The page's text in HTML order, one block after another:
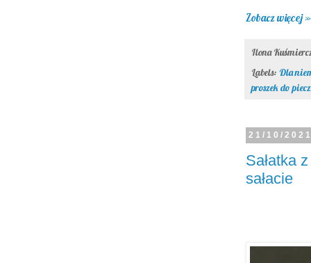
Zobacz więcej »
Ilona
Labels: Dla
proszek do
21/10/
Sałatka
sałacie